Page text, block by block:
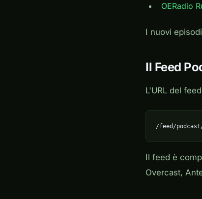
OERadio
I nuovi
Il Feed
L'URL del
/feed/
Il feed è
Overcast,